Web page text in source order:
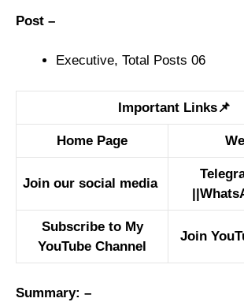
Post –
Executive, Total Posts 06
Important Links📌
Home Page
Join our social media
||
Subscribe to My
YouTube Channel
Join
Summary: –